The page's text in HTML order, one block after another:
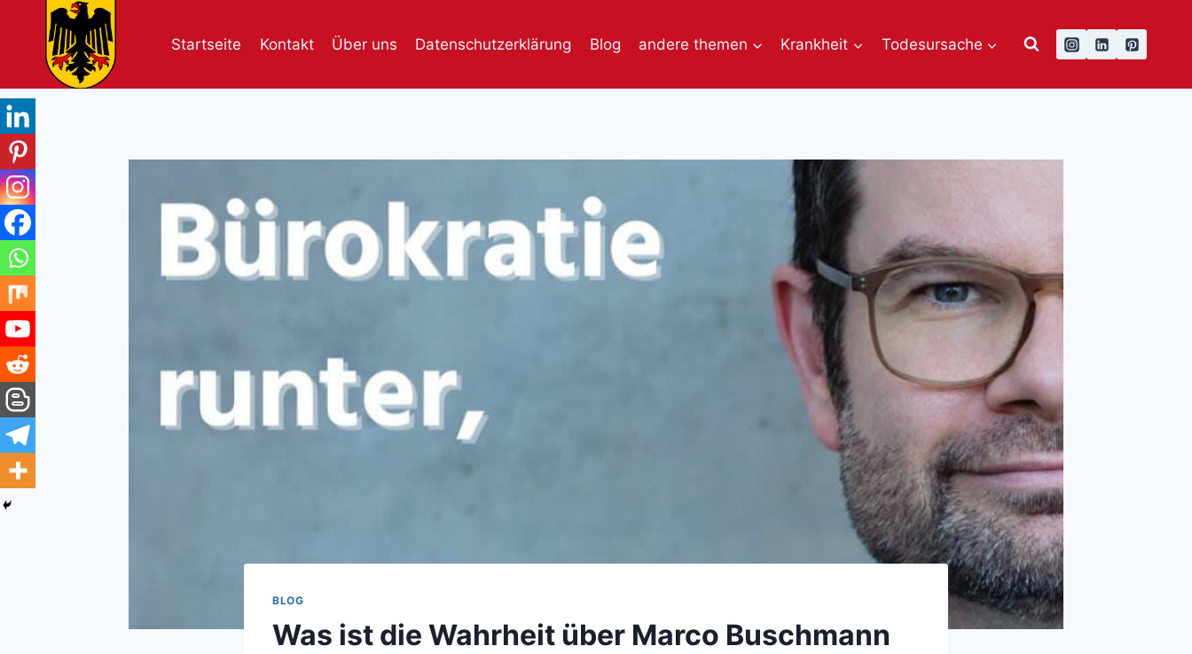
content
Startseite Kontakt Über uns Datenschutzerklärung Blog andere themen Krankheit Todesursache
BLOG
Was ist die Wahrheit über Marco Buschmann